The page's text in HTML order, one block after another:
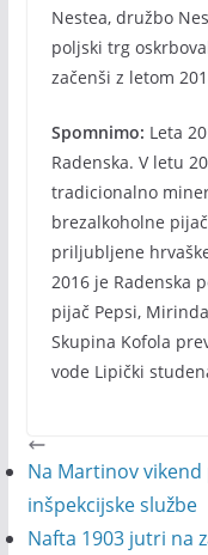
Nestea, družbo
poljski trg
začenši z letom
Spomnimo: Leta
Radenska. V letu
tradicionalno
brezalkoholne
priljubljene
2016 je Radenska
pijač Pepsi,
Skupina Kofola
vode Lipički
Na Martinov
inšpekcijske službe
Nafta 1903 jutri na